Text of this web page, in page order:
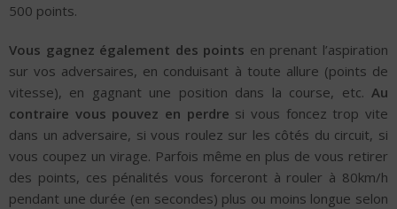
500 points.
Vous gagnez également des points en prenant l’aspiration
sur vos adversaires, en conduisant à toute allure (points de
vitesse), en gagnant une position dans la course, etc. Au
contraire vous pouvez en perdre si vous foncez trop vite
dans un adversaire, si vous roulez sur les côtés du circuit, si
vous coupez un virage. Parfois même en plus de vous retirer
des points, ces pénalités vous forceront à rouler à 80km/h
pendant une durée (en secondes) plus ou moins longue selon